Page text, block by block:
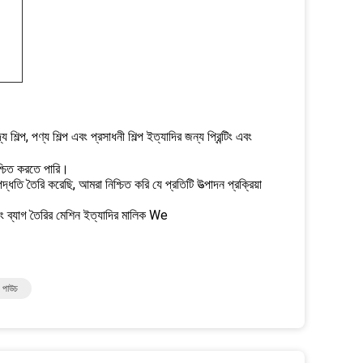
পণ্য শিল্প এবং প্রসাধনী শিল্প ইত্যাদির জন্য প্রিন্টিং এবং
করতে পারি।
তৈরি করেছি, আমরা নিশ্চিত করি যে প্রতিটি উত্পাদন প্রক্রিয়া
ব্যাগ তৈরির মেশিন ইত্যাদির মালিক We
পাউচ